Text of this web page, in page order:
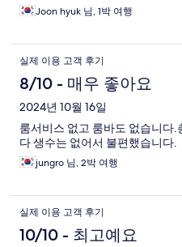
Joon hyuk 님, 1박 여행
실제 이용 고객 후기
8/10 - 매우 좋아요
2024년 10월 16일
룸서비스 없고 룸바도 없습니다
다 생수는 없어서 불편했습니다.
jungro 님, 2박 여행
실제 이용 고객 후기
10/10 - 최고예요